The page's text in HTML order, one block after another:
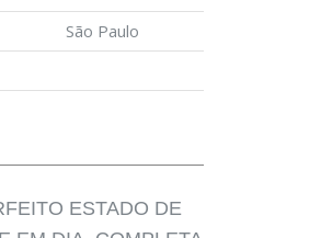
São Paulo
ESTADO DE